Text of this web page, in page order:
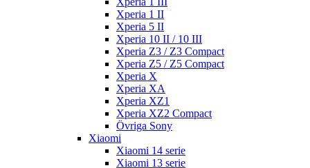
Xperia 1 II
Xperia 5 II
Xperia 10 II / 10 III
Xperia Z3 / Z3 Compact
Xperia Z5 / Z5 Compact
Xperia X
Xperia XA
Xperia XZ1
Xperia XZ2 Compact
Övriga Sony
Xiaomi
Xiaomi 14 serie
Xiaomi 13 serie